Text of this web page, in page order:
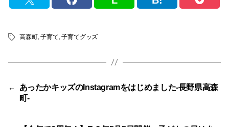
タ
高森町,子育て,子育てグッズ
←
あったかキッズのInstagramをはじめました‐長野県高森
町‐